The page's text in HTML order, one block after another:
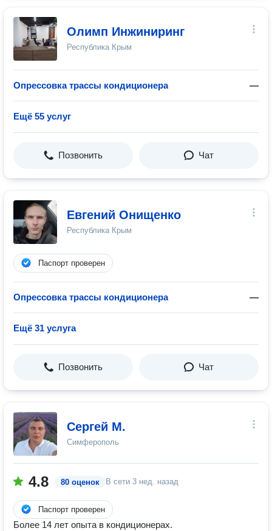
Олимп Инжиниринг
Республика Крым
Опрессовка трассы кондиционера —
Ещё 55 услуг
Позвонить Чат
Евгений Онищенко
Республика Крым
Паспорт проверен
Опрессовка трассы кондиционера —
Ещё 31 услуга
Позвонить Чат
Сергей М.
Симферополь
4.8 80 оценок В сети 3 нед. назад
Паспорт проверен
Более 14 лет опыта в кондиционерах.